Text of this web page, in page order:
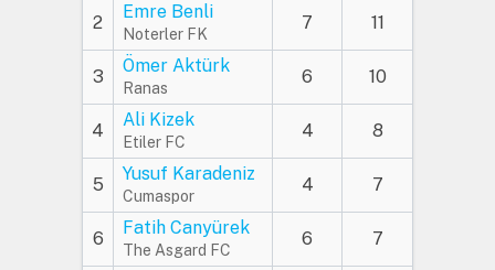
2
Emre Benli
Noterler FK
7 11
3
Ömer Aktürk
Ranas
6 10
4
Ali Kizek
Etiler FC
4 8
5
Yusuf Karadeniz
Cumaspor
4 7
6
Fatih Canyürek
The Asgard FC
6 7